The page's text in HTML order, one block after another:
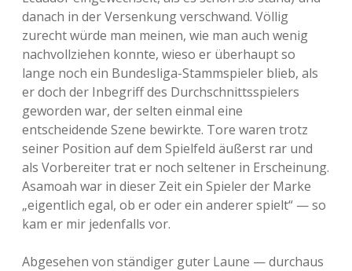
danach in der Versenkung verschwand. Völlig
zurecht würde man meinen, wie man auch wenig
nachvollziehen konnte, wieso er überhaupt so
lange noch ein Bundesliga-Stammspieler blieb, als
er doch der Inbegriff des Durchschnittsspielers
geworden war, der selten einmal eine
entscheidende Szene bewirkte. Tore waren trotz
seiner Position auf dem Spielfeld äußerst rar und
als Vorbereiter trat er noch seltener in Erscheinung.
Asamoah war in dieser Zeit ein Spieler der Marke
„eigentlich egal, ob er oder ein anderer spielt“ — so
kam er mir jedenfalls vor.
Abgesehen von ständiger guter Laune — durchaus